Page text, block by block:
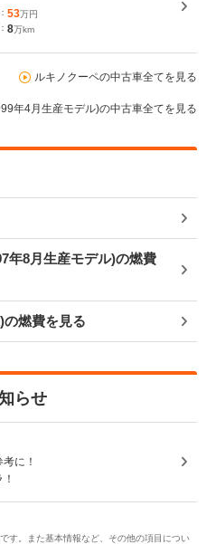
53万円
8万km
ルキノクーペの中古車全てを見る
年4月生産モデル)の中古車全てを見る
年8月生産モデル)の燃費
の燃費を見る
らせ
に！
す。また基本情報など、その他の項目につい